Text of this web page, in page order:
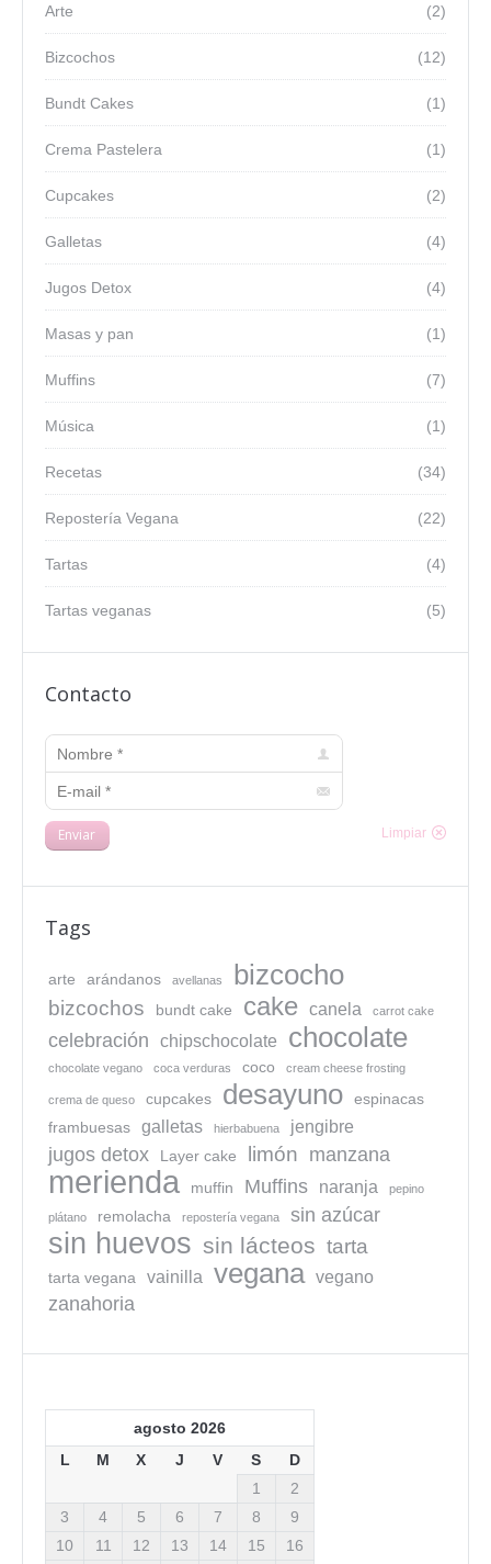
(2)
Arte
(12)
Bizcochos
(1)
Bundt Cakes
(1)
Crema Pastelera
(2)
Cupcakes
(4)
Galletas
(4)
Jugos Detox
(1)
Masas y pan
(7)
Muffins
(1)
Música
(34)
Recetas
(22)
Repostería Vegana
(4)
Tartas
(5)
Tartas veganas
Contacto
Nombre *
E-mail *
Enviar Limpiar
Tags
arte arándanos avellanas bizcocho
bizcochos bundt cake cake canela carrot cake
celebración chipschocolate chocolate
chocolate vegano coca verduras coco cream cheese frosting
crema de queso cupcakes desayuno
espinacas
frambuesas
galletas hierbabuena jengibre
jugos detox Layer cake limón manzana
merienda muffin Muffins naranja pepino
plátano remolacha repostería vegana sin azúcar
sin huevos sin lácteos tarta
tarta vegana vainilla vegana vegano
zanahoria
agosto 2026
L
M X J V S
D
1
2
3
4 5 6 7 8
9
10
11 12 13 14 15 16